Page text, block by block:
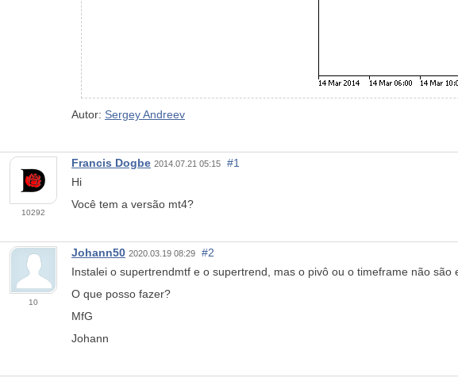
Autor: Sergey Andreev
10292
Francis Dogbe 2014.07.21 05:15
#1
Hi
Você tem a versão mt4?
10
Johann50 2020.03.19 08:29
#2
Instalei o supertrendmtf e o supertrend, mas o pivô ou o timeframe não são
O que posso fazer?
MfG
Johann